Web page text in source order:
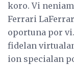
koro. Vi
Ferrari
oportuna por
fidelan
ion specialan